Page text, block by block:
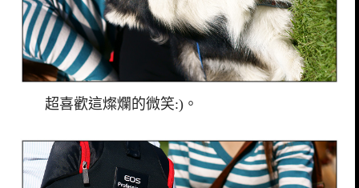
超喜歡這燦爛的微笑:)。